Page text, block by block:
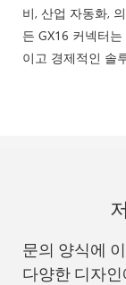
비, 산업 자동화,
든 GX16 커넥터
이고 경제적인 솔
문의 양식에
다양한 디자